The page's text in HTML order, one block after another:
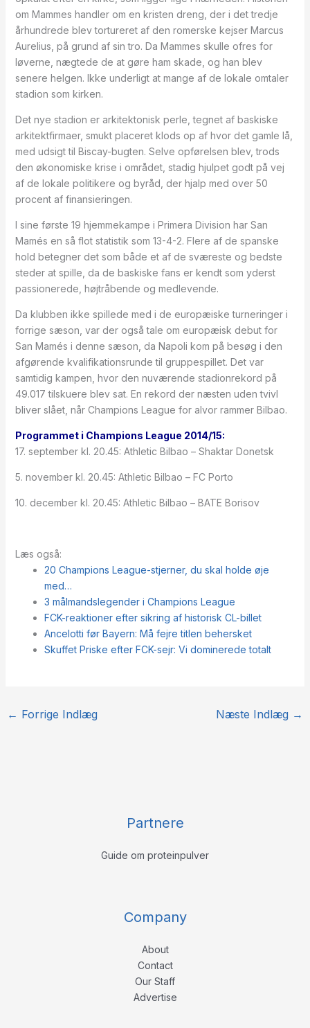
om Mammes handler om en kristen dreng, der i det tredje
århundrede blev tortureret af den romerske kejser Marcus
Aurelius, på grund af sin tro. Da Mammes skulle ofres for
løverne, nægtede de at gøre ham skade, og han blev
senere helgen. Ikke underligt at mange af de lokale omtaler
stadion som kirken.
Det nye stadion er arkitektonisk perle, tegnet af baskiske
arkitektfirmaer, smukt placeret klods op af hvor det gamle lå,
med udsigt til Biscay-bugten. Selve opførelsen blev, trods
den økonomiske krise i området, stadig hjulpet godt på vej
af de lokale politikere og byråd, der hjalp med over 50
procent af finansieringen.
I sine første 19 hjemmekampe i Primera Division har San
Mamés en så flot statistik som 13-4-2. Flere af de spanske
hold betegner det som både et af de sværeste og bedste
steder at spille, da de baskiske fans er kendt som yderst
passionerede, højtråbende og medlevende.
Da klubben ikke spillede med i de europæiske turneringer i
forrige sæson, var der også tale om europæisk debut for
San Mamés i denne sæson, da Napoli kom på besøg i den
afgørende kvalifikationsrunde til gruppespillet. Det var
samtidig kampen, hvor den nuværende stadionrekord på
49.017 tilskuere blev sat. En rekord der næsten uden tvivl
bliver slået, når Champions League for alvor rammer Bilbao.
Programmet i Champions League 2014/15:
17. september kl. 20.45: Athletic Bilbao – Shaktar Donetsk
5. november kl. 20.45: Athletic Bilbao – FC Porto
10. december kl. 20.45: Athletic Bilbao – BATE Borisov
Læs også:
20 Champions League-stjerner, du skal holde øje
med…
3 målmandslegender i Champions League
FCK-reaktioner efter sikring af historisk CL-billet
Ancelotti før Bayern: Må fejre titlen behersket
Skuffet Priske efter FCK-sejr: Vi dominerede totalt
← Forrige Indlæg Næste Indlæg →
Partnere
Guide om proteinpulver
Company
About
Contact
Our Staff
Advertise